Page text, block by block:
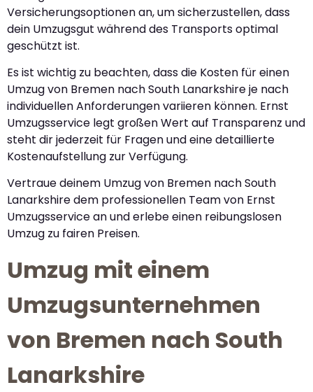
Versicherungsoptionen an, um sicherzustellen, dass
dein Umzugsgut während des Transports optimal
geschützt ist.
Es ist wichtig zu beachten, dass die Kosten für einen
Umzug von Bremen nach South Lanarkshire je nach
individuellen Anforderungen variieren können. Ernst
Umzugsservice legt großen Wert auf Transparenz und
steht dir jederzeit für Fragen und eine detaillierte
Kostenaufstellung zur Verfügung.
Vertraue deinem Umzug von Bremen nach South
Lanarkshire dem professionellen Team von Ernst
Umzugsservice an und erlebe einen reibungslosen
Umzug zu fairen Preisen.
Umzug mit einem
Umzugsunternehmen
von Bremen nach South
Lanarkshire